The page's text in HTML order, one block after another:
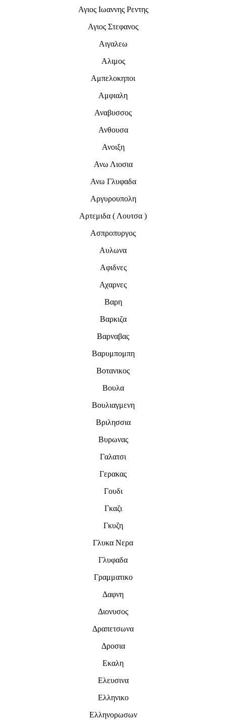
Αγιος Ιωαννης Ρεντης
Αγιος Στεφανος
Αιγαλεω
Αλιμος
Αμπελοκηποι
Αμφιαλη
Αναβυσσος
Ανθουσα
Ανοιξη
Ανω Λιοσια
Ανω Γλυφαδα
Αργυρουπολη
Αρτεμιδα ( Λουτσα )
Ασπροπυργος
Αυλωνα
Αφιδνες
Αχαρνες
Βαρη
Βαρκιζα
Βαρναβας
Βαρυμπομπη
Βοτανικος
Βουλα
Βουλιαγμενη
Βριλησσια
Βυρωνας
Γαλατσι
Γερακας
Γουδι
Γκαζι
Γκυζη
Γλυκα Νερα
Γλυφαδα
Γραμματικο
Δαφνη
Διονυσος
Δραπετσωνα
Δροσια
Εκαλη
Ελευσινα
Ελληνικο
Ελληνορωσων